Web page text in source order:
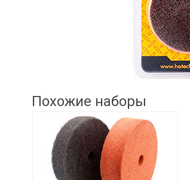
Похожие наборы